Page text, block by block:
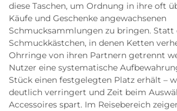
diese Taschen, um Ordnung in ihre oft
Käufe und Geschenke angewachsenen
Schmucksammlungen zu bringen.
Schmuckkästchen, in denen Ketten
Ohrringe von ihren Partnern getrennt
Nutzer eine systematische
Stück einen festgelegten Platz erhält –
deutlich verringert und Zeit beim
Accessoires spart. Im Reisebereich